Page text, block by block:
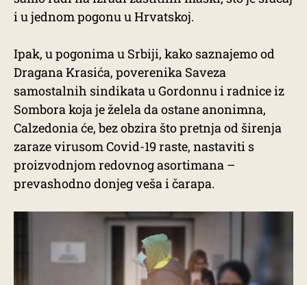
i u jednom pogonu u Hrvatskoj.
Ipak, u pogonima u Srbiji, kako saznajemo od
Dragana Krasića, poverenika Saveza
samostalnih sindikata u Gordonnu i radnice iz
Sombora koja je želela da ostane anonimna,
Calzedonia će, bez obzira što pretnja od širenja
zaraze virusom Covid-19 raste, nastaviti s
proizvodnjom redovnog asortimana –
prevashodno donjeg veša i čarapa.